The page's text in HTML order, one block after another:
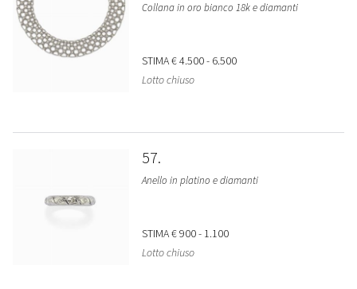
Collana in oro bianco 18k e diamanti
STIMA€ 4.500 - 6.500
Lotto chiuso
57
Anello in platino e diamanti
STIMA€ 900 - 1.100
Lotto chiuso